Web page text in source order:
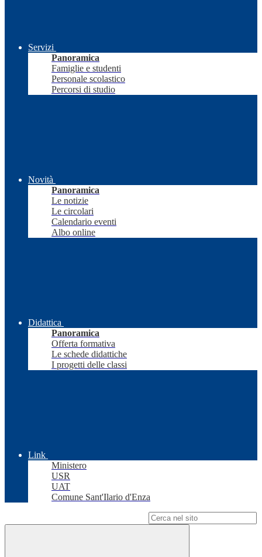
Servizi
Panoramica
Famiglie e studenti
Personale scolastico
Percorsi di studio
Novità
Panoramica
Le notizie
Le circolari
Calendario eventi
Albo online
Didattica
Panoramica
Offerta formativa
Le schede didattiche
I progetti delle classi
Link
Ministero
USR
UAT
Comune Sant'Ilario d'Enza